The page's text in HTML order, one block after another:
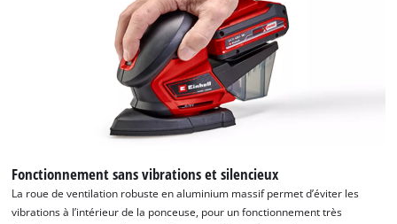
Fonctionnement sans vibrations et silencieux
La roue de ventilation robuste en aluminium massif permet d’éviter les
vibrations à l’intérieur de la ponceuse, pour un fonctionnement très